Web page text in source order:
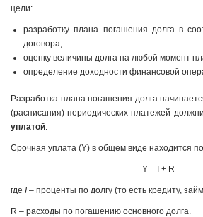
цели:
разработку плана погашения долга в
договора;
оценку величины долга на любой момент
определение доходности финансовой
Разработка плана погашения долга
(расписания) периодических платежей
уплатой.
Срочная уплата (Y) в общем виде находится
Y = I + R
где I– проценты по долгу (то есть кредиту,
R – расходы по погашению основного долга.